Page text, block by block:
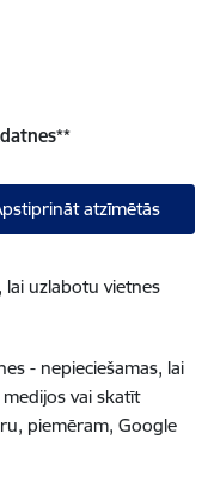
**
atzīmētās
lai uzlabotu vietnes
- nepieciešamas, lai
vai skatīt
piemēram, Google